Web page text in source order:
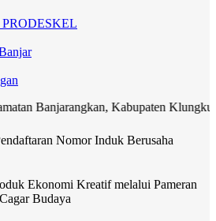
Kabupaten Klungkung.
Nomor Induk Berusaha
Ekonomi Kreatif melalui Pameran
Budaya